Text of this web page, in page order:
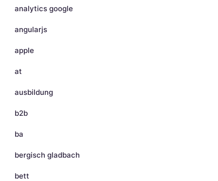
analytics google
angularjs
apple
at
ausbildung
b2b
ba
bergisch gladbach
bett